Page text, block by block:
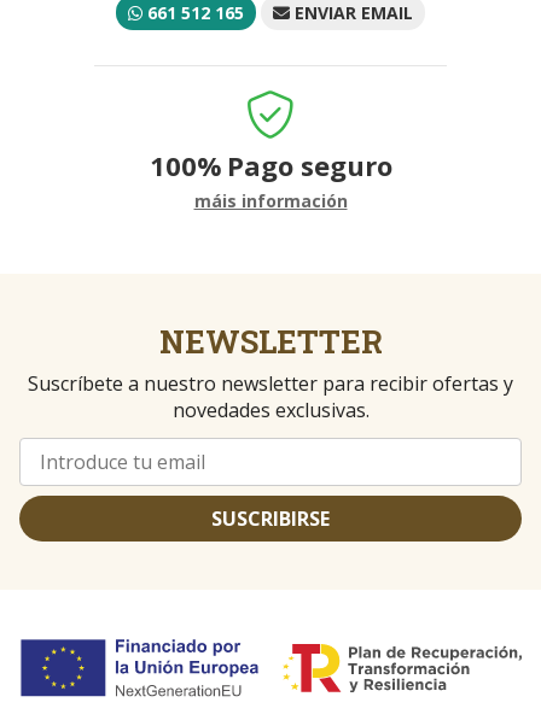
661 512 165 ENVIAR EMAIL
100% Pago seguro
máis información
NEWSLETTER
Suscríbete a nuestro newsletter para recibir ofertas y
novedades exclusivas.
SUSCRIBIRSE